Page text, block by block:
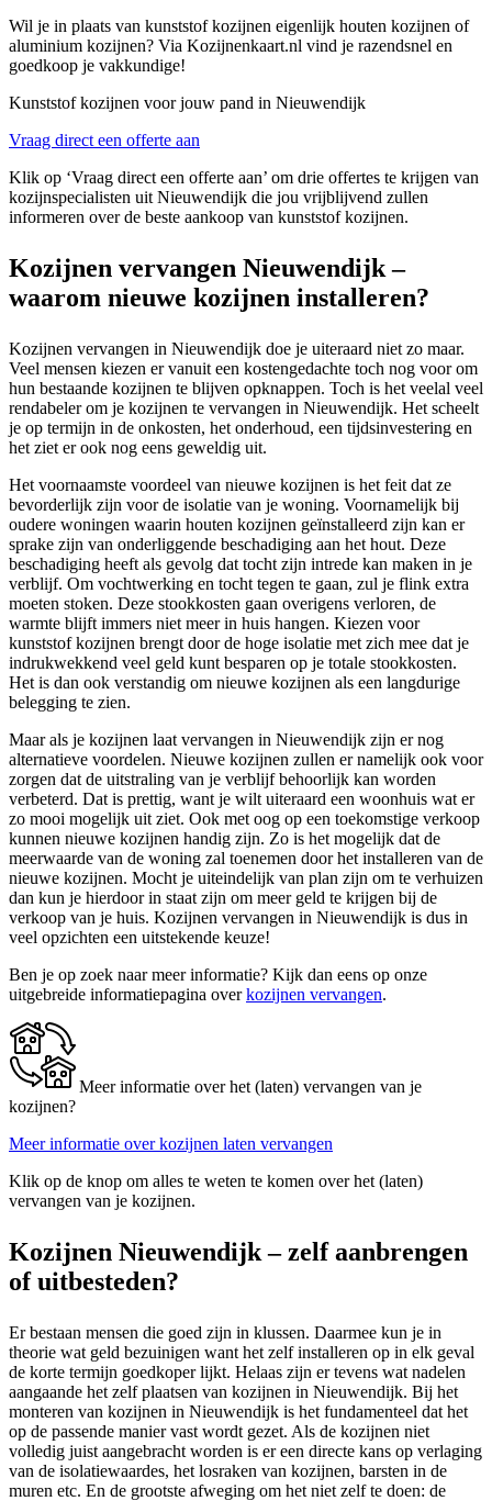
Wil je in plaats van kunststof kozijnen eigenlijk houten kozijnen of
aluminium kozijnen? Via Kozijnenkaart.nl vind je razendsnel en
goedkoop je vakkundige!
Kunststof kozijnen voor jouw pand in Nieuwendijk
Vraag direct een offerte aan
Klik op ‘Vraag direct een offerte aan’ om drie offertes te krijgen van
kozijnspecialisten uit Nieuwendijk die jou vrijblijvend zullen
informeren over de beste aankoop van kunststof kozijnen.
Kozijnen vervangen Nieuwendijk –
waarom nieuwe kozijnen installeren?
Kozijnen vervangen in Nieuwendijk doe je uiteraard niet zo maar.
Veel mensen kiezen er vanuit een kostengedachte toch nog voor om
hun bestaande kozijnen te blijven opknappen. Toch is het veelal veel
rendabeler om je kozijnen te vervangen in Nieuwendijk. Het scheelt
je op termijn in de onkosten, het onderhoud, een tijdsinvestering en
het ziet er ook nog eens geweldig uit.
Het voornaamste voordeel van nieuwe kozijnen is het feit dat ze
bevorderlijk zijn voor de isolatie van je woning. Voornamelijk bij
oudere woningen waarin houten kozijnen geïnstalleerd zijn kan er
sprake zijn van onderliggende beschadiging aan het hout. Deze
beschadiging heeft als gevolg dat tocht zijn intrede kan maken in je
verblijf. Om vochtwerking en tocht tegen te gaan, zul je flink extra
moeten stoken. Deze stookkosten gaan overigens verloren, de
warmte blijft immers niet meer in huis hangen. Kiezen voor
kunststof kozijnen brengt door de hoge isolatie met zich mee dat je
indrukwekkend veel geld kunt besparen op je totale stookkosten.
Het is dan ook verstandig om nieuwe kozijnen als een langdurige
belegging te zien.
Maar als je kozijnen laat vervangen in Nieuwendijk zijn er nog
alternatieve voordelen. Nieuwe kozijnen zullen er namelijk ook voor
zorgen dat de uitstraling van je verblijf behoorlijk kan worden
verbeterd. Dat is prettig, want je wilt uiteraard een woonhuis wat er
zo mooi mogelijk uit ziet. Ook met oog op een toekomstige verkoop
kunnen nieuwe kozijnen handig zijn. Zo is het mogelijk dat de
meerwaarde van de woning zal toenemen door het installeren van de
nieuwe kozijnen. Mocht je uiteindelijk van plan zijn om te verhuizen
dan kun je hierdoor in staat zijn om meer geld te krijgen bij de
verkoop van je huis. Kozijnen vervangen in Nieuwendijk is dus in
veel opzichten een uitstekende keuze!
Ben je op zoek naar meer informatie? Kijk dan eens op onze
uitgebreide informatiepagina overkozijnen vervangen.
Meer informatie over het (laten) vervangen van je
kozijnen?
Meer informatie over kozijnen laten vervangen
Klik op de knop om alles te weten te komen over het (laten)
vervangen van je kozijnen.
Kozijnen Nieuwendijk – zelf aanbrengen
of uitbesteden?
Er bestaan mensen die goed zijn in klussen. Daarmee kun je in
theorie wat geld bezuinigen want het zelf installeren op in elk geval
de korte termijn goedkoper lijkt. Helaas zijn er tevens wat nadelen
aangaande het zelf plaatsen van kozijnen in Nieuwendijk. Bij het
monteren van kozijnen in Nieuwendijk is het fundamenteel dat het
op de passende manier vast wordt gezet. Als de kozijnen niet
volledig juist aangebracht worden is er een directe kans op verlaging
van de isolatiewaardes, het losraken van kozijnen, barsten in de
muren etc. En de grootste afweging om het niet zelf te doen: de